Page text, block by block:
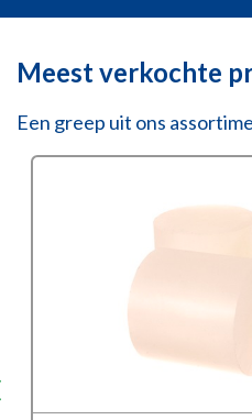
Meest verkochte
Een greep uit ons